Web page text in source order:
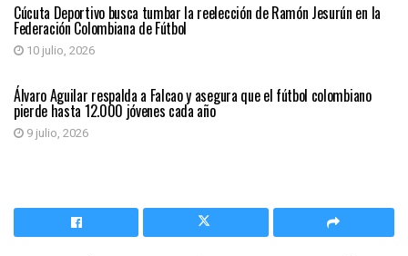
Cúcuta Deportivo busca tumbar la reelección de Ramón Jesurún en la
Federación Colombiana de Fútbol
10 julio, 2026
DEPORTES
Álvaro Aguilar respalda a Falcao y asegura que el fútbol colombiano
pierde hasta 12.000 jóvenes cada año
9 julio, 2026